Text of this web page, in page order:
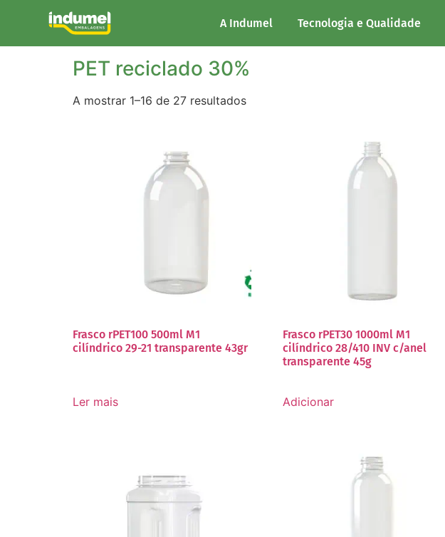
A Indumel Tecnologia e Qualidade
/ Material do produto / PET reciclado 30%
PET reciclado 30%
A mostrar 1–16 de 27 resultados
Frasco rPET100 500ml M1
cilíndrico 29-21 transparente 43gr
Ler mais
Frasco rPET30 1000ml M1
cilíndrico 28/410 INV c/anel
transparente 45g
Adicionar